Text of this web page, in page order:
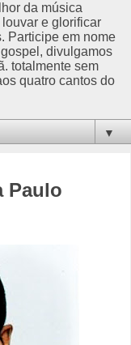
da música
e glorificar
Participe em nome
divulgamos
totalmente sem
quatro cantos do
▼
Paulo